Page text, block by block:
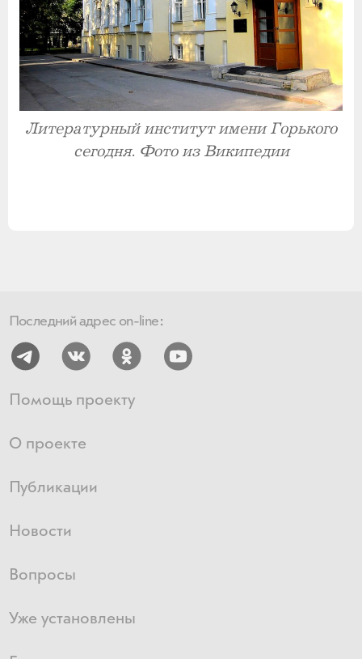
Литературный институт имени Горького
сегодня. Фото из Википедии
Последний адрес on-line:
Помощь проекту
О проекте
Публикации
Новости
Вопросы
Уже установлены